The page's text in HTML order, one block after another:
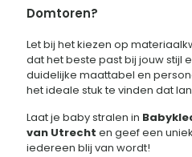
Domtoren?
Let bij het kiezen op
dat het beste past bij jouw stijl
duidelijke maattabel en
het ideale stuk te vinden dat
Laat je baby stralen in
van Utrecht en geef een
iedereen blij van wordt!